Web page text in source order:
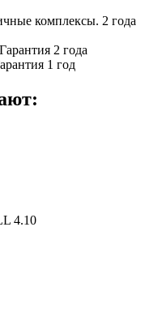
комплексы. 2 года
2 года
1 год
4.10